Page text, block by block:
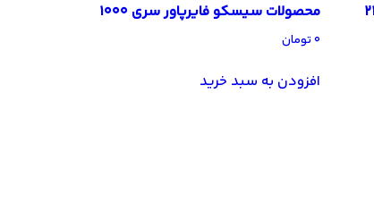
محصولات سیسکو فایرپاور سری 1000
۰تومان
افزودن به سبد خرید